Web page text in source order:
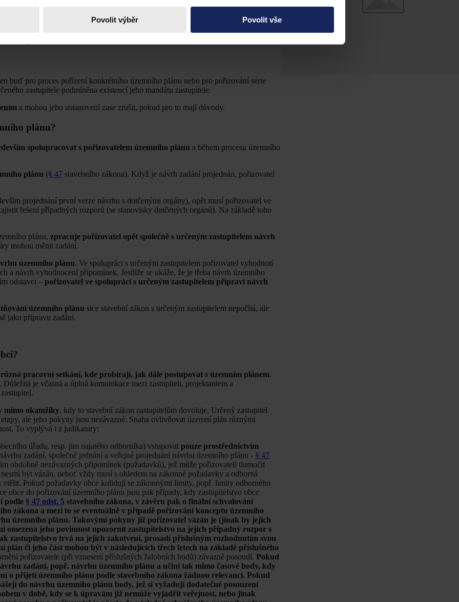
Povolit výběr Povolit vše
která má úředníka s odborným vzděláním, nebo uzavřela smlouvu s tzv. létajícím
že:
s veřejností.
buď pro proces pořízení konkrétního územního plánu nebo pro pořizování série
zastupitele podmíněna existencí jeho mandátu zastupitele.
a mohou jeho ustanovení zase zrušit, pokud pro to mají důvody.
plánu?
spolupracovat s pořizovatelem územního plánu a během procesu územního
plánu (§ 47 stavebního zákona). Když je návrh zadání projednán, pořizovatel
projednání první verze návrhu s dotčenými orgány), opět musí pořizovatel ve
řešení případných rozporů (se stanovisky dotčených orgánů). Na základě toho
plánu, zpracuje pořizovatel opět společně s určeným zastupitelem návrh
mohou měnit zadání.
územního plánu. Ve spolupráci s určeným zastupitelem pořizovatel vyhodnotí
a návrh vyhodnocení připomínek. Jestliže se ukáže, že je třeba návrh územního
odstavci – pořizovatel ve spolupráci s určeným zastupitelem připraví návrh
územního plánu sice stavební zákon s určeným zastupitelem nepočítá, ale
jako přípravu zadání.
různá pracovní setkání, kde probírají, jak dále postupovat s územním plánem.
je včasná a úplná komunikace mezi zastupiteli, projektantem a
mimo okamžiky, kdy to stavební zákon zastupitelům dovoluje. Určený zastupitel
ale jeho pokyny jsou nezávazné. Snaha ovlivňovat územní plán různými
To vyplývá i z judikatury:
úřadu, resp. jím najatého odborníka) vstupovat pouze prostřednictvím
zadání, společné jednání a veřejné projednání návrhu územního plánu - § 47
obdobně nezávazných připomínek (požadavků), jež může pořizovateli tlumočit
být vázán, neboť vždy musí s ohledem na zákonné požadavky a odborná
Pokud požadavky obce kolidují se zákonnými limity, popř. limity odborného
obce do pořizování územního plánu jsou pak případy, kdy zastupitelstvo obce
podle § 47 odst. 5 stavebního zákona, v závěru pak o finální schvalování
zákona a mezi to se eventuálně v případě pořizování konceptu územního
územního plánu. Takovými pokyny již pořizovatel vázán je (jinak by jejich
omezena jeho povinnost upozornit zastupitelstvo na jejich případný rozpor s
zastupitelstvo trvá na jejich zakotvení, prosadí příslušným rozhodnutím svou
či jeho část mohou být v následujících třech letech na základě příslušného
pořizovatele (při vznesení příslušných žalobních bodů) závazně posoudí. Pokud
zadání, popř. návrhu územního plánu a učiní tak mimo časové body, kdy
o přijetí územního plánu podle stavebního zákona žádnou relevanci. Pokud
do návrhu územního plánu body, jež si vyžadují dodatečné posouzení
v době, kdy se k úpravám již nemůže vyjádřit veřejnost, nebo jinak